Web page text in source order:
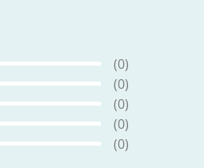
(0)
(0)
(0)
(0)
(0)